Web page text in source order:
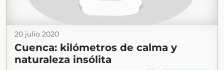
20 julio 2020
Cuenca: kilómetros de calma y
naturaleza insólita